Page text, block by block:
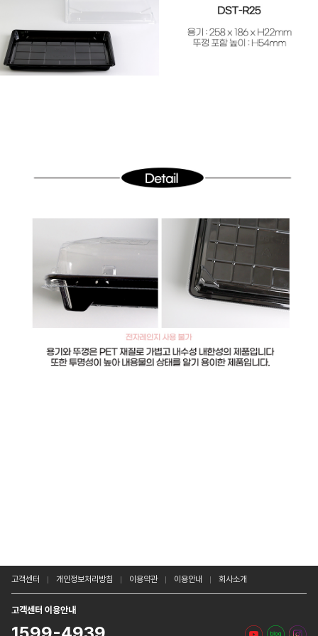
고객센터 개인정보처리방침 이용약관 이용안내 회사소개
고객센터 이용안내